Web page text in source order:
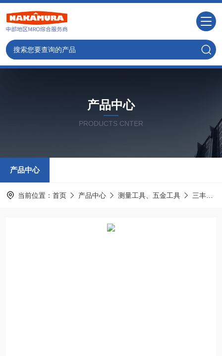
产品中心
PRODUCTS CNTER
产品中心
当前位置： 首页 产品中心 测量工具、五金工具 三丰MITUTOYO